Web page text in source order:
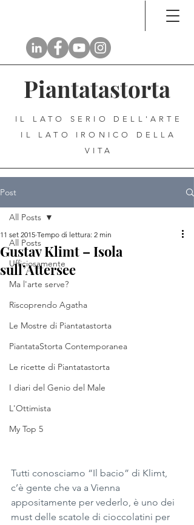
Piantatastorta
IL LATO SERIO DELL'ARTE
IL LATO IRONICO DELLA
VITA
Post
All Posts
Ufficiosamente
Ma l'arte serve?
Riscoprendo Agatha
Le Mostre di Piantatastorta
PiantataStorta Contemporanea
Le ricette di Piantatastorta
I diari del Genio del Male
L'Ottimista
My Top 5
All Posts
Gustav Klimt – Isola
sull’Attersee
11 set 2015 Tempo di lettura: 2 min
Tutti conosciamo “Il bacio” di Klimt,
c’è gente che va a Vienna
appositamente per vederlo, è uno dei
must delle scatole di cioccolatini per